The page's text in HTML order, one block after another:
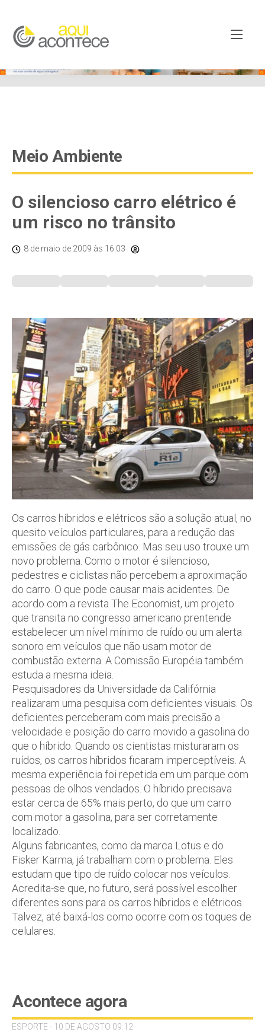
googleb82de9a22cec23e8.html
Meio Ambiente
O silencioso carro elétrico é
um risco no trânsito
8 de maio de 2009 às 16:03
Os carros híbridos e elétricos são a solução atual, no
quesito veículos particulares, para a redução das
emissões de gás carbônico. Mas seu uso trouxe um
novo problema. Como o motor é silencioso,
pedestres e ciclistas não percebem a aproximação
do carro. O que pode causar mais acidentes. De
acordo com a revista The Economist, um projeto
que transita no congresso americano prentende
estabelecer um nível mínimo de ruído ou um alerta
sonoro em veículos que não usam motor de
combustão externa. A Comissão Européia também
estuda a mesma ideia.
Pesquisadores da Universidade da Califórnia
realizaram uma pesquisa com deficientes visuais. Os
deficientes perceberam com mais precisão a
velocidade e posição do carro movido a gasolina do
que o híbrido. Quando os cientistas misturaram os
ruídos, os carros híbridos ficaram imperceptíveis. A
mesma experiência foi repetida em um parque com
pessoas de olhos vendados. O híbrido precisava
estar cerca de 65% mais perto, do que um carro
com motor a gasolina, para ser corretamente
localizado.
Alguns fabricantes, como da marca Lotus e do
Fisker Karma, já trabalham com o problema. Eles
estudam que tipo de ruído colocar nos veículos.
Acredita-se que, no futuro, será possível escolher
diferentes sons para os carros híbridos e elétricos.
Talvez, até baixá-los como ocorre com os toques de
celulares.
Acontece agora
ESPORTE - 10 DE AGOSTO 09:12